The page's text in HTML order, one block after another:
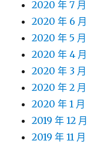
2020 年 7 月
2020 年 6 月
2020 年 5 月
2020 年 4 月
2020 年 3 月
2020 年 2 月
2020 年 1 月
2019 年 12 月
2019 年 11 月